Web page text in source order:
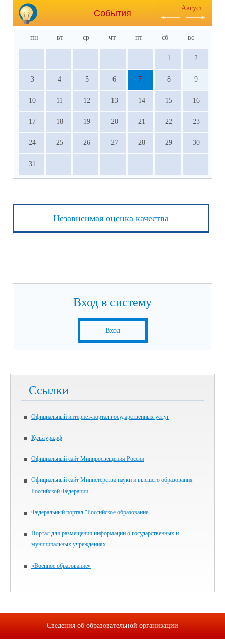
События
Август
пн вт ср чт пт сб вс
1 2
3 4 5 6 7 8 9
10 11 12 13 14 15 16
17 18 19 20 21 22 23
24 25 26 27 28 29 30
31
Независимая оценка качества
Вход в систему
Вход
Ссылки
Официальный интернет-портал государственных услуг
Культура.рф
Официальный сайт Минпросвещения России
Официальный сайт Министерства науки и высшего образования
Российской Федерации
Федеральный портал "Российское образование"
Портал для размещения информации о государственных и
муниципальных учреждениях
«Военное образование»
Сведения об образовательной организации